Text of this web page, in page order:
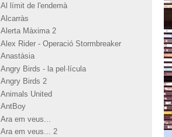
Al límit de l'endemà
Alcarràs
Alerta Màxima 2
Alex Rider - Operació Stormbreaker
Anastàsia
Angry Birds - la pel·lícula
Angry Birds 2
Animals United
AntBoy
Ara em veus...
Ara em veus... 2